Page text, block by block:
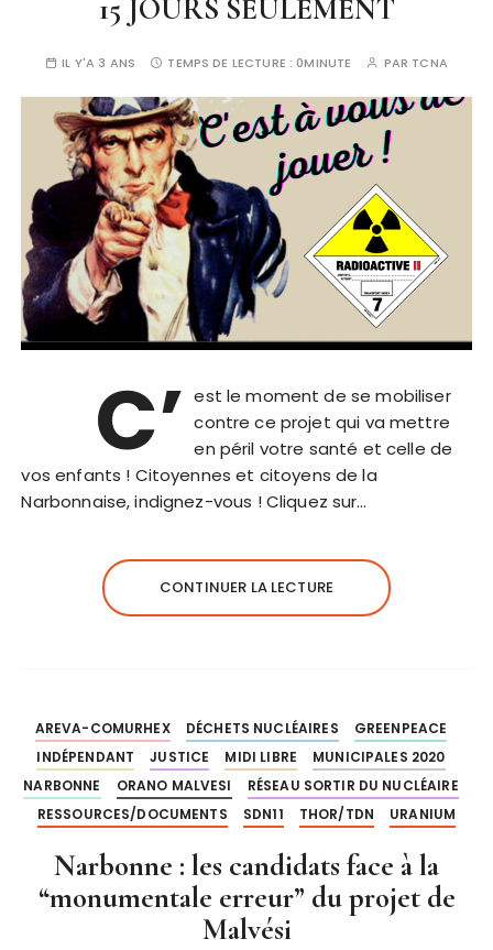
15 JOURS SEULEMENT
IL Y'A 3 ANS TEMPS DE LECTURE : 0MINUTE PAR TCNA
C’ est le moment de se mobiliser
contre ce projet qui va mettre
en péril votre santé et celle de
vos enfants ! Citoyennes et citoyens de la
Narbonnaise, indignez-vous ! Cliquez sur…
CONTINUER LA LECTURE
AREVA-COMURHEX DÉCHETS NUCLÉAIRES
GREENPEACE
INDÉPENDANT
JUSTICE MIDI LIBRE
MUNICIPALES 2020
NARBONNE
ORANO MALVESI
RÉSEAU SORTIR DU NUCLÉAIRE
RESSOURCES/DOCUMENTS
SDN11 THOR/TDN URANIUM
Narbonne : les candidats face à la
“monumentale erreur” du projet de
Malvési